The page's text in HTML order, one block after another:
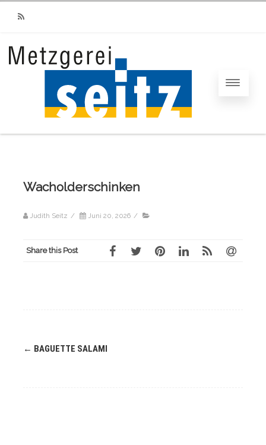
RSS
Wacholderschinken
Judith Seitz / Juni 20, 2026 /
Share this Post
Navigation
← BAGUETTE SALAMI